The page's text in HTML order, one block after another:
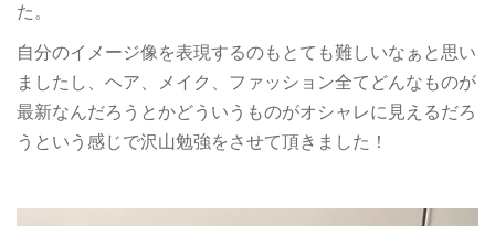
た。
自分のイメージ像を表現するのもとても難しいなぁと思い
ましたし、ヘア、メイク、ファッション全てどんなものが
最新なんだろうとかどういうものがオシャレに見えるだろ
うという感じで沢山勉強をさせて頂きました！